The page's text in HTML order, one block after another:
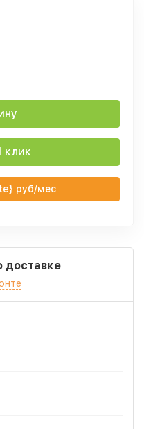
клик
руб/мес
доставке